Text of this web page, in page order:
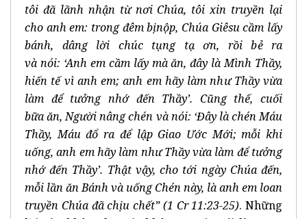
tôi đã lãnh nhận từ nơi Chúa, tôi xin truyền lại
cho anh em: trong đêm bịnộp, Chúa Giêsu cầm lấy
bánh, dâng lời chúc tụng tạ ơn, rồi bẻ ra
và nói: ‘Anh em cầm lấy mà ăn, đây là Mình Thầy,
hiến tế vì anh em; anh em hãy làm như Thầy vừa
làm để tưởng nhớ đến Thầy’. Cũng thế, cuối
bữaăn, Người nâng chén và nói: ‘Đây làchén Máu
Thầy, Máu đổ ra để lập Giao Ước Mới; mỗi khi
uống, anh em hãy làm như Thầy vừa làm để tưởng
nhớ đến Thầy’. Thật vậy, cho tới ngày Chúa đến,
mỗi lần ăn Bánh và uống Chén này, làanh em loan
truyền Chúa đã chịu chết” (1 Cr 11:23-25). Những